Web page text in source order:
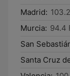
Madrid:
Murcia: 94.4
San
Santa Cruz